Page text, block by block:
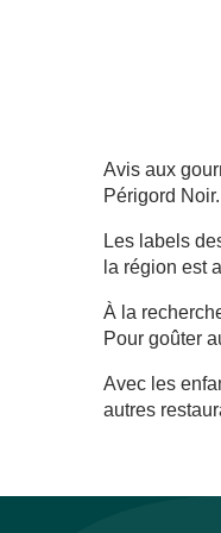
La Petite Tonnelle
Gang Of Pizza Sarlat-
Gang Of Pizza Saint-
La Table de Monrecour
Le Jardin des Consuls
Le Meysset
La Verperie
Chez le Gaulois
Les Chevaliers de la
Avis aux
Périgord
Les labels
la région est
À la
Pour goûter
Avec les
autres